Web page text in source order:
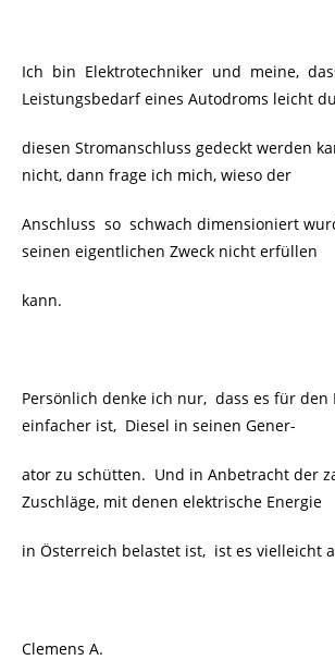
Ich bin Elektrotechniker und meine,
Leistungsbedarf eines Autodroms leicht
diesen Stromanschluss gedeckt werden
nicht, dann frage ich mich, wieso der
Anschluss so schwach dimensioniert
seinen eigentlichen Zweck nicht erfüllen
kann.
Persönlich denke ich nur, dass es für
einfacher ist, Diesel in seinen Gener-
ator zu schütten. Und in Anbetracht der
Zuschläge, mit denen elektrische Energie
in Österreich belastet ist, ist es vielleicht
Clemens A.